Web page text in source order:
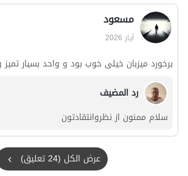
مسعود
أيار 2026
برخورد میزبان خیلی خوب بود و واحد بسیار
رد المضيف
سلام ممنون از نظروانتقادتون
عرض الكل (24 تعليق)